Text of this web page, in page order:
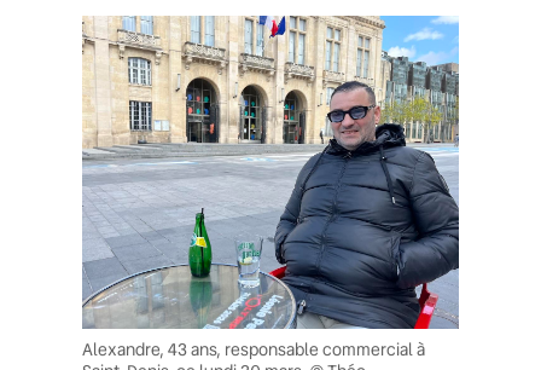
Alexandre, 43 ans, responsable commercial à